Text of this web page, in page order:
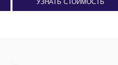
УЗНАТЬ СТОИМОСТЬ